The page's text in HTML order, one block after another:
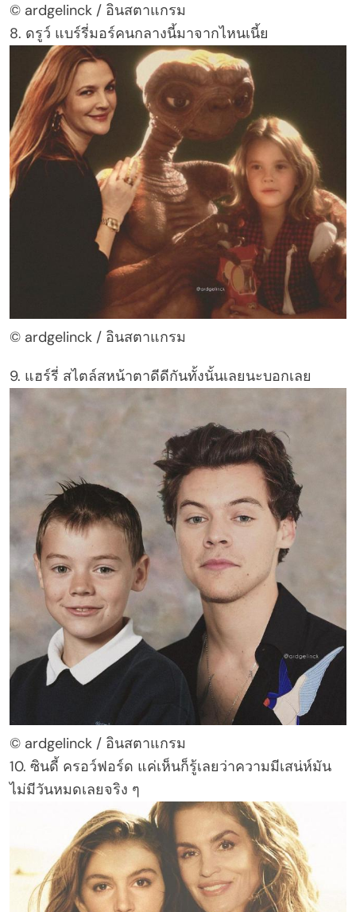
© ardgelinck / อินสตาแกรม
8. ดรูว์ แบร์รี่มอร์คนกลางนี้มาจากไหนเนี้ย
© ardgelinck / อินสตาแกรม
9. แฮร์รี่ สไตล์สหน้าตาดีดีกันทั้งนั้นเลยนะบอกเลย
© ardgelinck / อินสตาแกรม
10. ซินดี้ ครอว์ฟอร์ด แค่เห็นก็รู้เลยว่าความมีเสน่ห์มัน
ไม่มีวันหมดเลยจริง ๆ